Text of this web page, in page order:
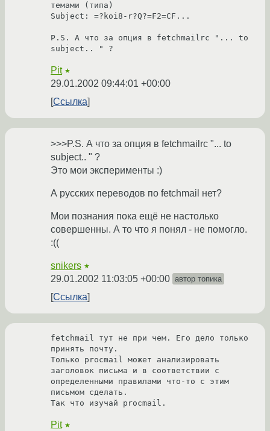
темами (типа)
Subject: =?koi8-r?Q?=F2=CF...
P.S. А что за опция в fetchmailrc "... to
Pit ★
29.01.2002 09:44:01 +00:00
Ссылка
>>>P.S. А что за опция в fetchmailrc "... to
subject.. " ?
Это мои эксперименты :)
А русских переводов по fetchmail нет?
Мои познания пока ещё не настолько
совершенны. А то что я понял - не помогло.
:((
snikers ★
29.01.2002 11:03:05 +00:00 автор топика
Ссылка
fetchmail тут не при чем. Его дело только
принять почту.
Только procmail может анализировать
заголовок письма и в соответствии с
определенными правилами что-то с этим
письмом сделать.
Так что изучай procmail.
Pit ★